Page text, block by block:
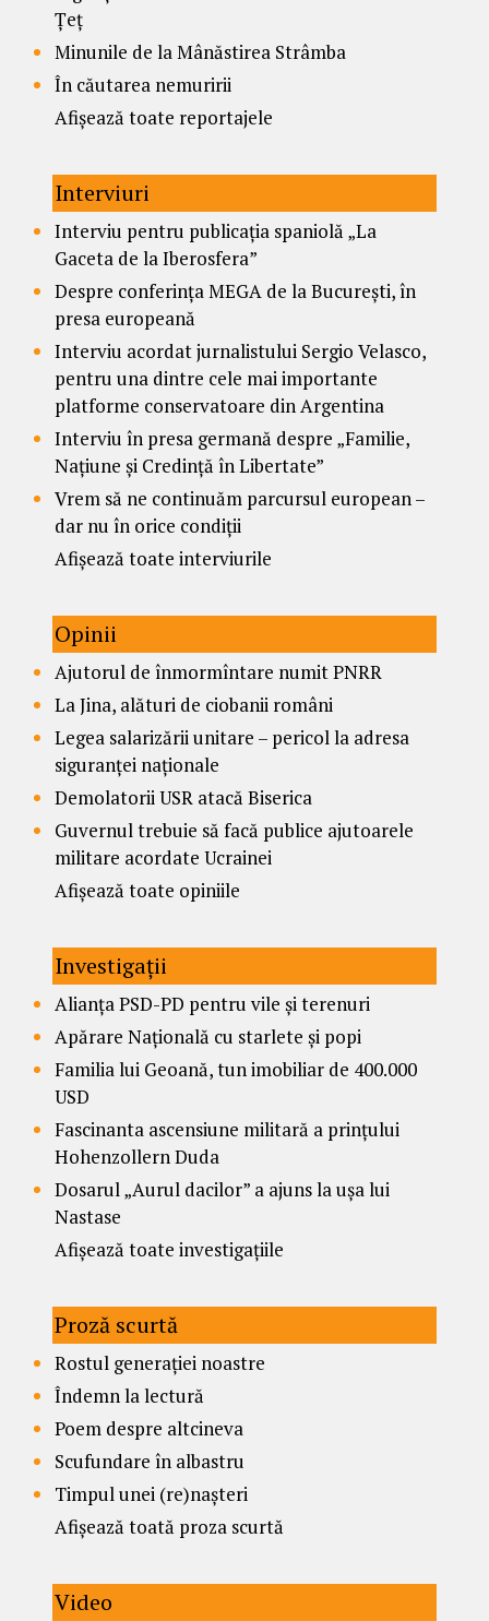
Țeț
Minunile de la Mânăstirea Strâmba
În căutarea nemuririi
Afișează toate reportajele
Interviuri
Interviu pentru publicația spaniolă „La
Gaceta de la Iberosfera”
Despre conferința MEGA de la București, în
presa europeană
Interviu acordat jurnalistului Sergio Velasco,
pentru una dintre cele mai importante
platforme conservatoare din Argentina
Interviu în presa germană despre „Familie,
Națiune și Credință în Libertate”
Vrem să ne continuăm parcursul european –
dar nu în orice condiții
Afișează toate interviurile
Opinii
Ajutorul de înmormîntare numit PNRR
La Jina, alături de ciobanii români
Legea salarizării unitare – pericol la adresa
siguranței naționale
Demolatorii USR atacă Biserica
Guvernul trebuie să facă publice ajutoarele
militare acordate Ucrainei
Afișează toate opiniile
Investigații
Alianța PSD-PD pentru vile și terenuri
Apărare Națională cu starlete și popi
Familia lui Geoană, tun imobiliar de 400.000
USD
Fascinanta ascensiune militară a prințului
Hohenzollern Duda
Dosarul „Aurul dacilor” a ajuns la ușa lui
Nastase
Afișează toate investigațiile
Proză scurtă
Rostul generației noastre
Îndemn la lectură
Poem despre altcineva
Scufundare în albastru
Timpul unei (re)nașteri
Afișează toată proza scurtă
Video